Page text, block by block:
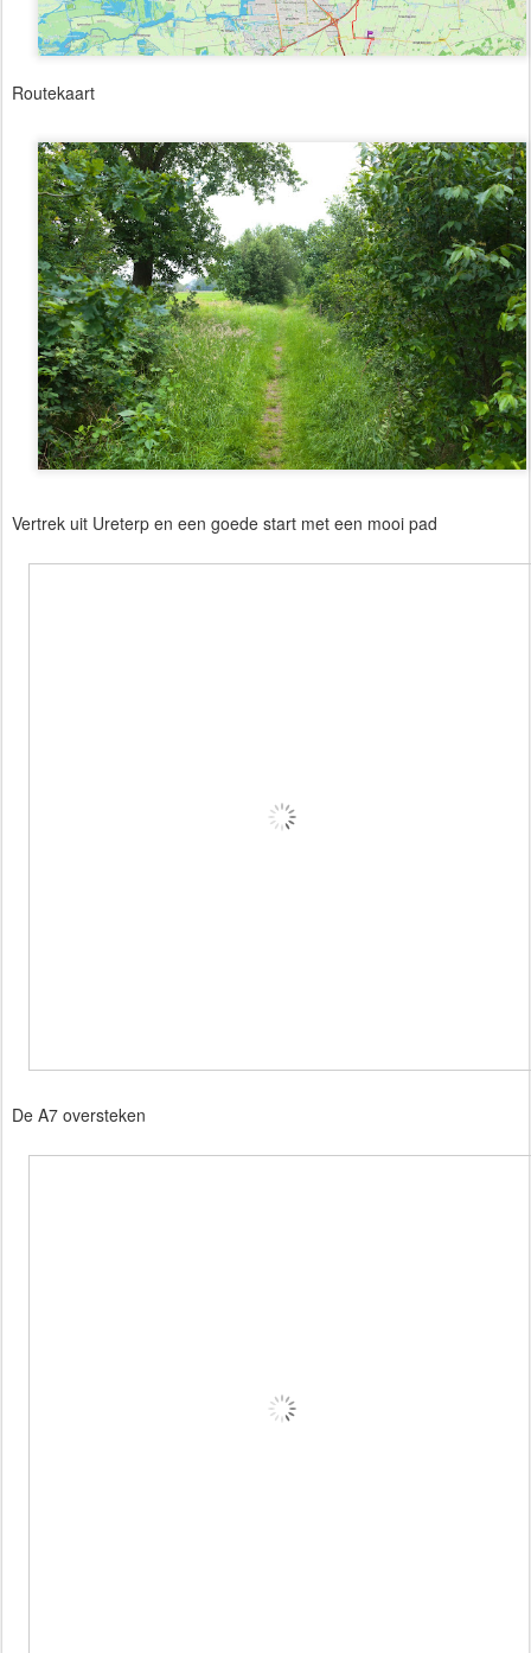
Routekaart
Vertrek uit Ureterp en een goede start met een mooi pad
De A7 oversteken